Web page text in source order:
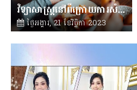
វិទ្យាសាស្រ្តនៅពីក្រោយការសំរករាង?
ថ្ងៃអង្គារ, 21 ខែវិច្ឆិកា 2023